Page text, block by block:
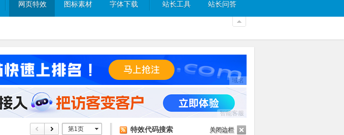
网页特效 图标素材 字体下载 站长工具 站长问答
域名
智能客服
关闭边栏
第1页 特效代码搜索